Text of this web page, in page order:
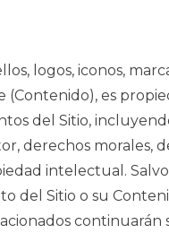
logos, iconos,
es
del Sitio,
derechos morales,
intelectual.
del Sitio o su
continuarán